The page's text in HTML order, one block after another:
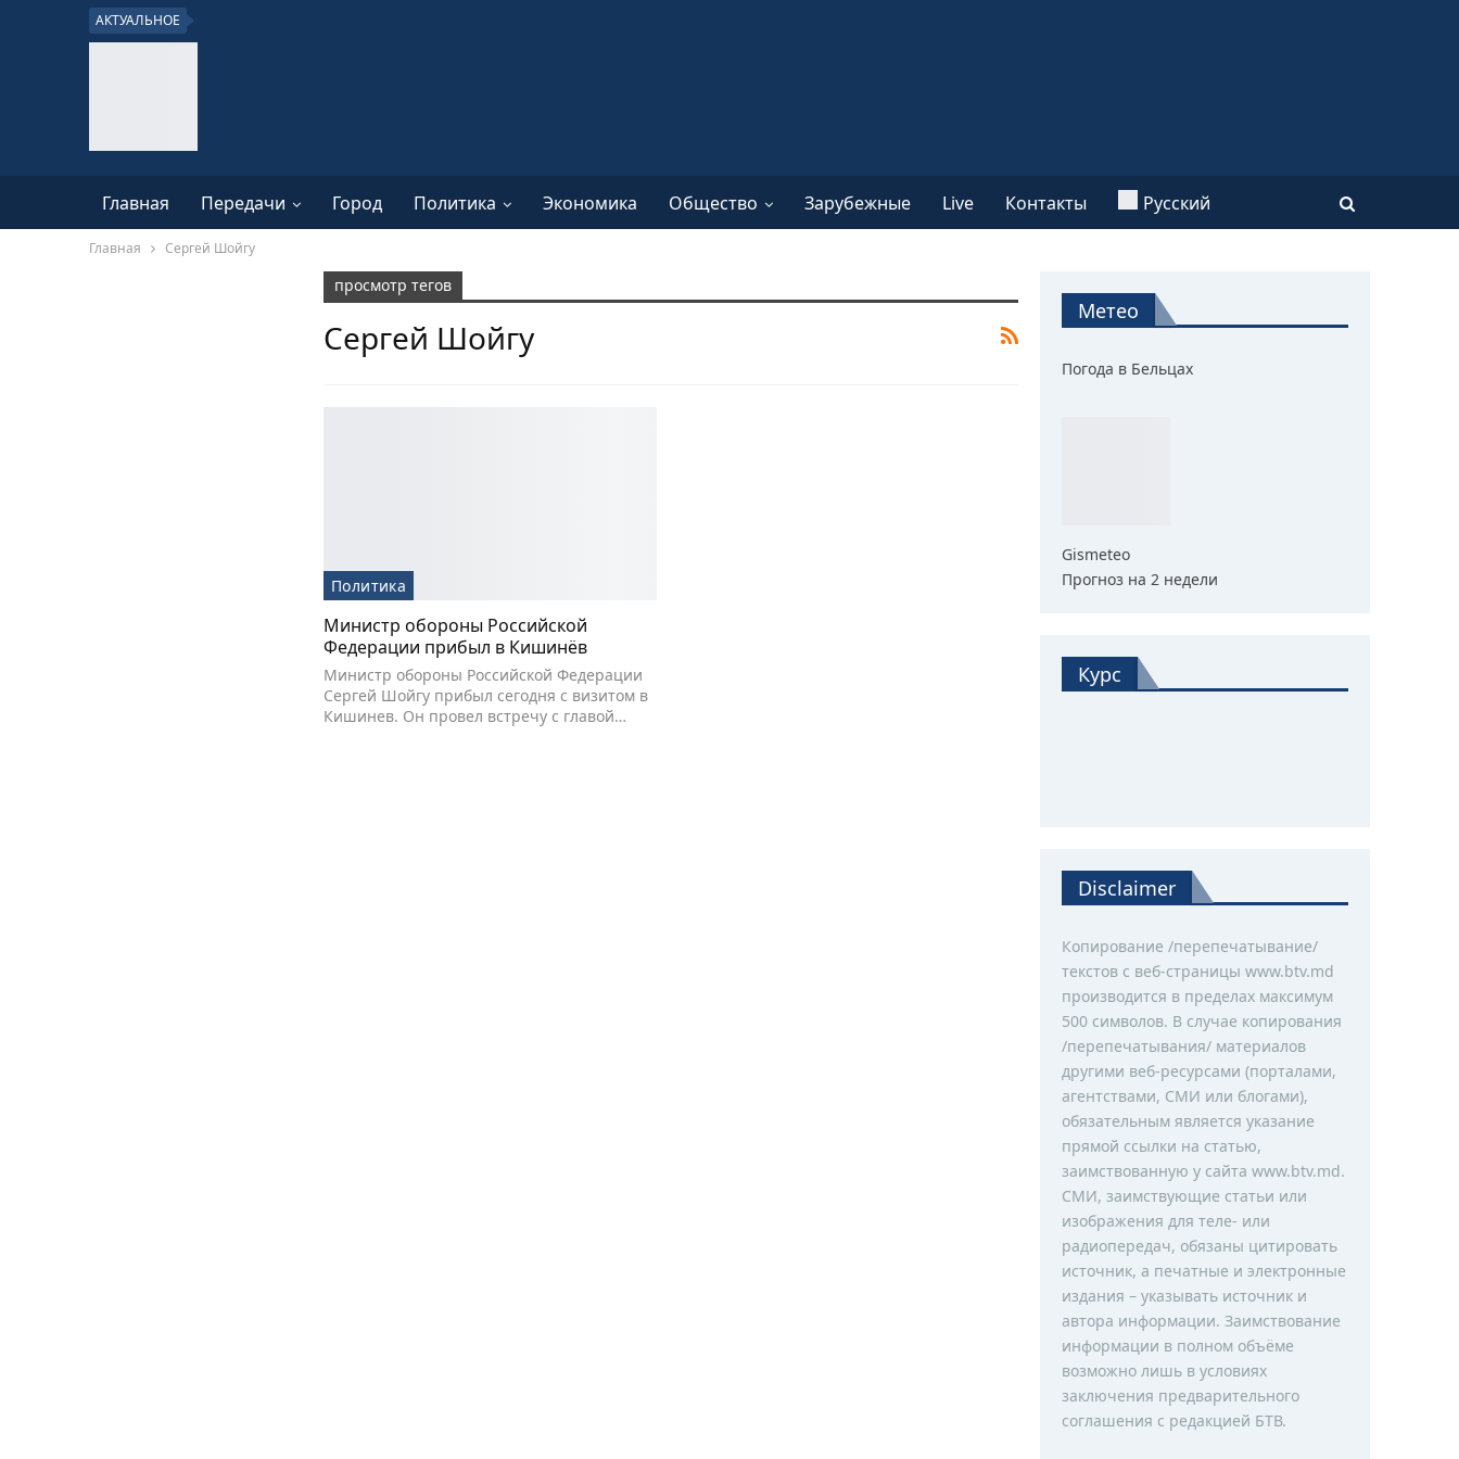
АКТУАЛЬНОЕ
Главная Передачи Город Политика Экономика Общество Зарубежные Live Контакты Русский
Главная Сергей Шойгу
просмотр тегов
Сергей Шойгу
Политика
Министр обороны Российской
Федерации прибыл в Кишинёв
Министр обороны Российской Федерации
Сергей Шойгу прибыл сегодня с визитом в
Кишинев. Он провел встречу с главой…
Метео
Погода в Бельцах
Gismeteo
Прогноз на 2 недели
Курс
Disclaimer
Копирование /перепечатывание/
текстов с веб-страницы www.btv.md
производится в пределах максимум
500 символов. В случае копирования
/перепечатывания/ материалов
другими веб-ресурсами (порталами,
агентствами, СМИ или блогами),
обязательным является указание
прямой ссылки на статью,
заимствованную у сайта www.btv.md.
СМИ, заимствующие статьи или
изображения для теле- или
радиопередач, обязаны цитировать
источник, а печатные и электронные
издания – указывать источник и
автора информации. Заимствование
информации в полном объёме
возможно лишь в условиях
заключения предварительного
соглашения с редакцией БТВ.